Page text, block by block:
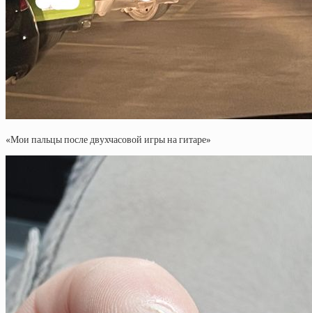
«Мои пальцы после двухчасовой игры на гитаре»